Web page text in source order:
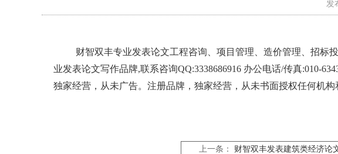
发
财智双丰专业发表论文工程咨询、项目管理、造价管理、招标
业发表论文写作品牌,联系咨询QQ:3338686916 办公电话/传真:010-
独家经营，从未广告。 注册品牌，独家经营，从未书面授权任何机构
上一条： 财智双丰发表建筑类经济论